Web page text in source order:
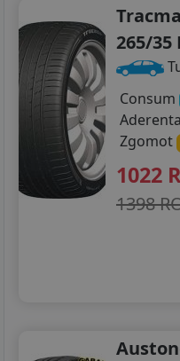
265/35
Consum
Aderenta
Zgomot
1022
1398